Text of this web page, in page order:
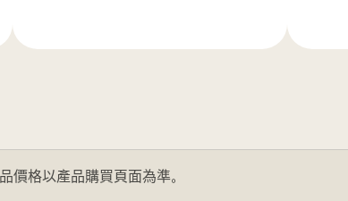
價格以產品購買頁面為準。